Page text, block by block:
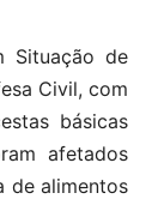
Situação de
Civil, com
básicas
afetados
de alimentos